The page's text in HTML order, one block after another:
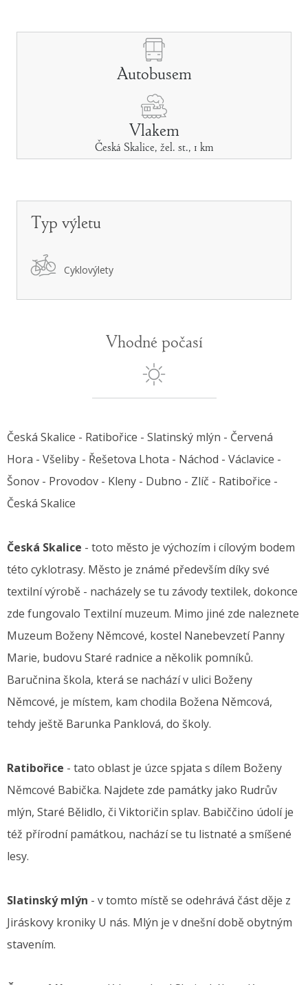
Autobusem
Vlakem
Česká Skalice, žel. st., 1 km
Typ výletu
Cyklovýlety
Vhodné počasí
Česká Skalice - Ratibořice - Slatinský mlýn - Červená
Hora - Všeliby - Řešetova Lhota - Náchod - Václavice -
Šonov - Provodov - Kleny - Dubno - Zlíč - Ratibořice -
Česká Skalice
Česká Skalice - toto město je výchozím i cílovým bodem
této cyklotrasy. Město je známé především díky své
textilní výrobě - nacházely se tu závody textilek, dokonce
zde fungovalo Textilní muzeum. Mimo jiné zde naleznete
Muzeum Boženy Němcové, kostel Nanebevzetí Panny
Marie, budovu Staré radnice a několik pomníků.
Baručnina škola, která se nachází v ulici Boženy
Němcové, je místem, kam chodila Božena Němcová,
tehdy ještě Barunka Panklová, do školy.
Ratibořice - tato oblast je úzce spjata s dílem Boženy
Němcové Babička. Najdete zde památky jako Rudrův
mlýn, Staré Bělidlo, či Viktoričin splav. Babiččino údolí je
též přírodní památkou, nachází se tu listnaté a smíšené
lesy.
Slatinský mlýn - v tomto místě se odehrává část děje z
Jiráskovy kroniky U nás. Mlýn je v dnešní době obytným
stavením.